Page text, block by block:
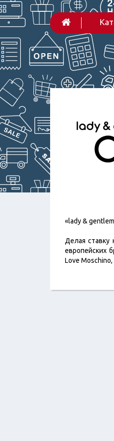
«lady &
Делая ставку
европейских
Love Moschino,